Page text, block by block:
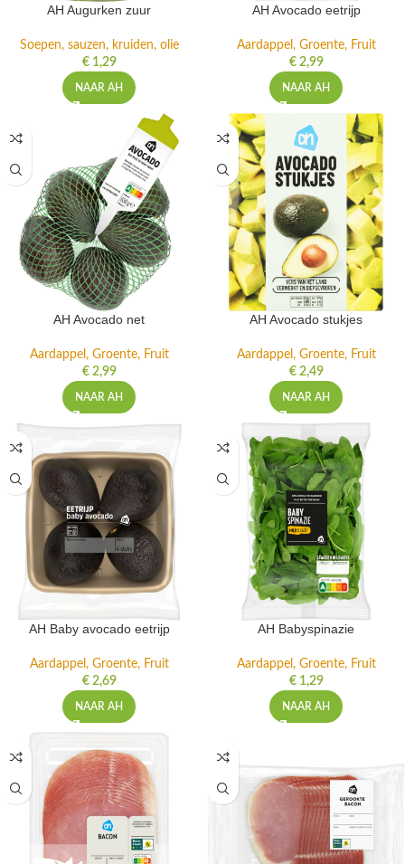
AH Augurken zuur
Soepen, sauzen, kruiden, olie
€1,29
NAAR AH
AH Avocado eetrijp
Aardappel, Groente, Fruit
€2,99
NAAR AH
AH Avocado net
Aardappel, Groente, Fruit
€2,99
NAAR AH
AH Avocado stukjes
Aardappel, Groente, Fruit
€2,49
NAAR AH
AH Baby avocado eetrijp
Aardappel, Groente, Fruit
€2,69
NAAR AH
AH Babyspinazie
Aardappel, Groente, Fruit
€1,29
NAAR AH